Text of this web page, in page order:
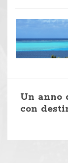
Un anno
con